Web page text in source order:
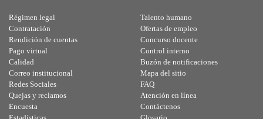
Régimen legal
Contratación
Rendición de cuentas
Pago virtual
Calidad
Talento humano
Ofertas de empleo
Concurso docente
Control interno
Buzón de notificaciones
Correo institucional
Redes Sociales
Quejas y reclamos
Encuesta
Mapa del sitio
FAQ
Atención en línea
Contáctenos